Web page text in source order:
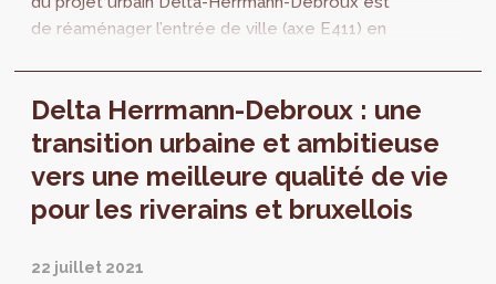
de réaménager l’entrée de ville (axe E411) en
reconnecter entre eux les quartiers de ce
périmètre.
Delta Herrmann-Debroux : une
transition urbaine et ambitieuse
vers une meilleure qualité de vie
pour les riverains et bruxellois
22 juillet 2021